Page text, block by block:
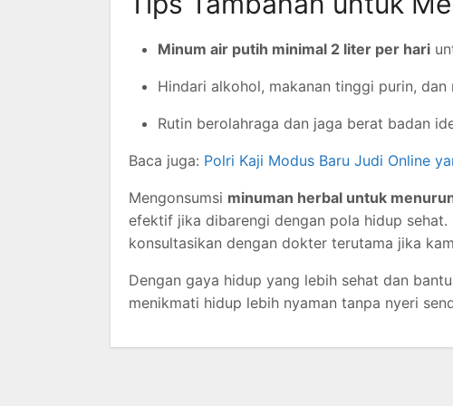
Minum air putih minimal 2 liter per hari
Hindari alkohol, makanan tinggi purin, dan
Rutin berolahraga dan jaga berat badan
Baca juga: Polri Kaji Modus Baru Judi Online
Mengonsumsi minuman herbal untuk
efektif jika dibarengi dengan pola hidup
konsultasikan dengan dokter terutama jika
Dengan gaya hidup yang lebih sehat dan
menikmati hidup lebih nyaman tanpa nyeri